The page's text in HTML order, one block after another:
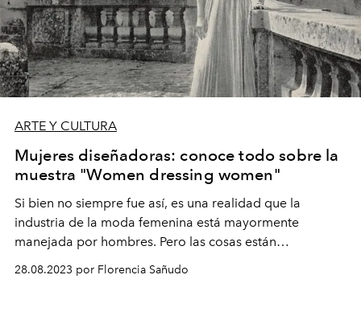
ARTE Y CULTURA
Mujeres diseñadoras: conoce todo sobre la
muestra "Women dressing women"
Si bien no siempre fue así, es una realidad que la
industria de la moda femenina está mayormente
manejada por hombres. Pero las cosas están
cambiando. Por eso no es casual que varias
exposiciones celebren a mujeres diseñadoras, como por
28.08.2023 por Florencia Sañudo